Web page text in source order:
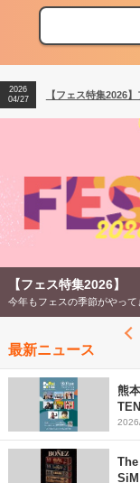
【フェス特集2026
【ライブ動員ランキ
2026
04/27
【フェス特集2026
2026
【ライブ動員ラン
【フェス特集2026】
今年もフェスの季節がやって
最新ニュース
熊
支
The